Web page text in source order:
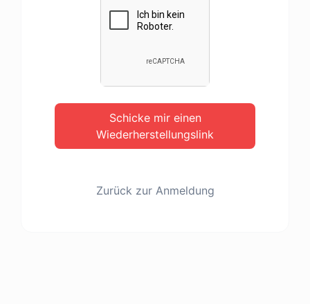
Schicke mir einen
Wiederherstellungslink
Zurück zur Anmeldung